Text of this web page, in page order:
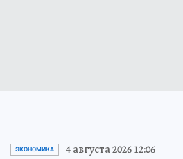
ЭКОНОМИКА 4 августа 2026 12:06